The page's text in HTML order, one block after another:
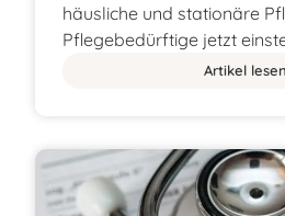
häusliche und stationäre
Pflegebedürftige jetzt
Artikel lesen